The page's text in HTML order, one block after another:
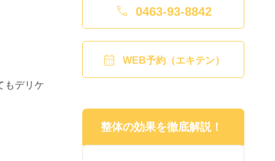
もデリケ
 0463-93-8842
 WEB予約（エキテン）
整体の効果を徹底解説！